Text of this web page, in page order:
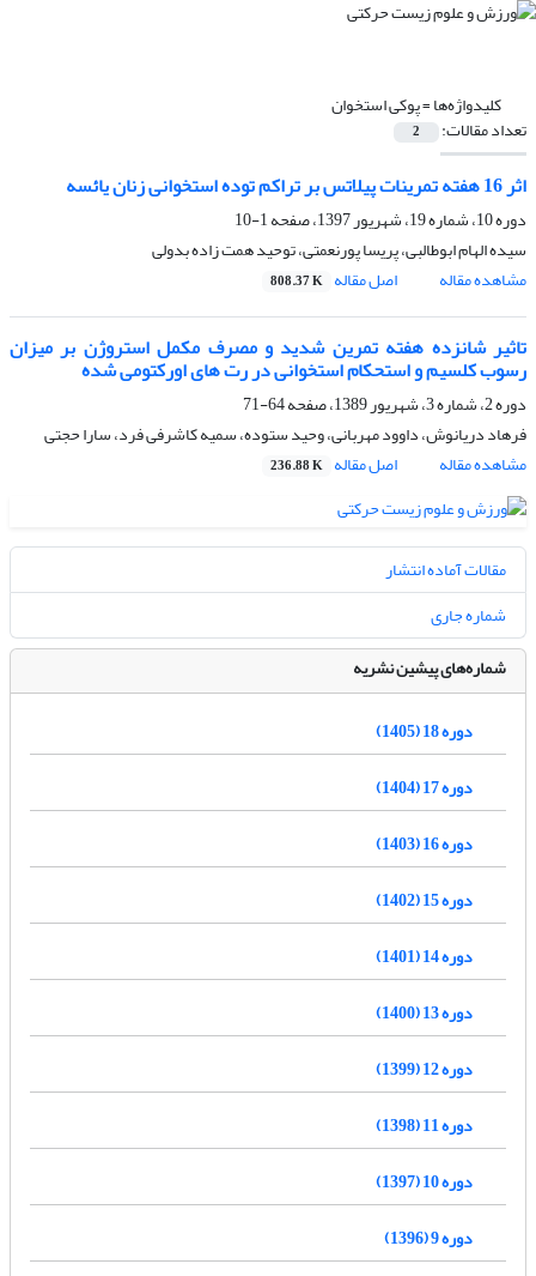
کلیدواژه‌ها =پوکی استخوان
تعداد مقالات: 2
اثر 16 هفته تمرینات پیلاتس بر تراکم توده استخوانی زنان یائسه
دوره 10، شماره 19، شهریور 1397، صفحه
1-10
سیده الهام ابوطالبی، پریسا پورنعمتی، توحید همت زاده بدولی
مشاهده مقاله
اصل مقاله 808.37 K
تاثیر شانزده هفته تمرین شدید و مصرف مکمل استروژن بر میزان
رسوب کلسیم و استحکام استخوانی در رت های اورکتومی شده
دوره 2، شماره 3، شهریور 1389، صفحه
64-71
فرهاد دریانوش، داوود مهربانی، وحید ستوده، سمیه کاشرفی فرد، سارا حجتی
مشاهده مقاله
اصل مقاله 236.88 K
مقالات آماده انتشار
شماره جاری
شماره‌های پیشین نشریه
دوره 18 (1405)
دوره 17 (1404)
دوره 16 (1403)
دوره 15 (1402)
دوره 14 (1401)
دوره 13 (1400)
دوره 12 (1399)
دوره 11 (1398)
دوره 10 (1397)
دوره 9 (1396)